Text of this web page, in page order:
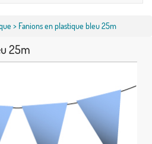
> Fanions en plastique bleu 25m
25m